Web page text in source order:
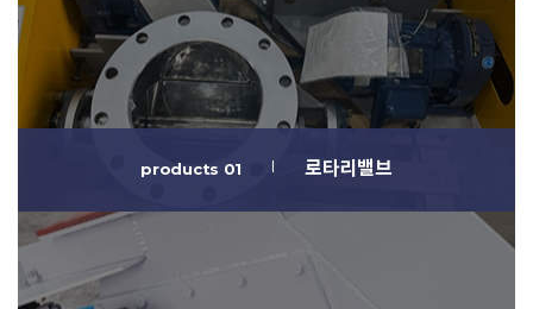
products 01 로타리밸브